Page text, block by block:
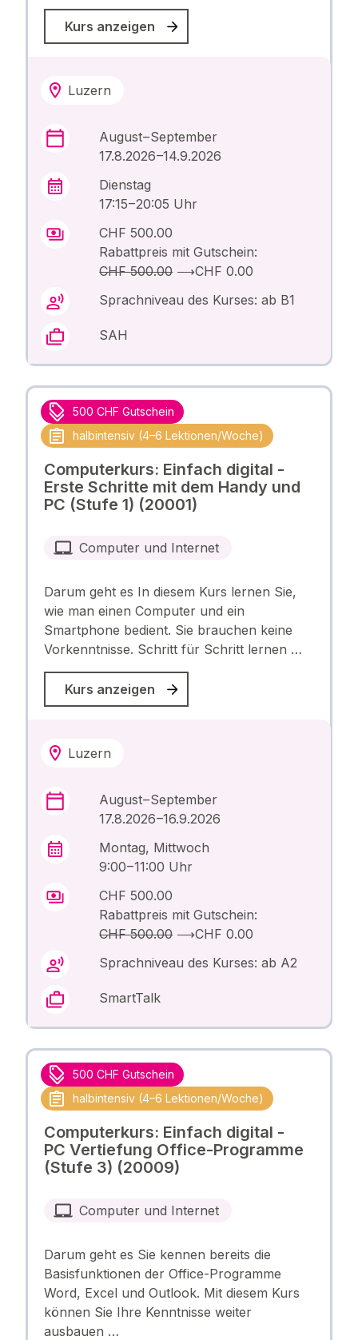
Kurs anzeigen
Luzern
August – September
17.8.2026 –14.9.2026
Dienstag
17:15 – 20:05 Uhr
CHF 500.00
Rabattpreis mit Gutschein:
CHF 500.00⟶CHF 0.00
Sprachniveau des Kurses: ab B1
SAH
500 CHF Gutschein
halbintensiv (4–6 Lektionen/Woche)
Computerkurs: Einfach digital -
Erste Schritte mit dem Handy und
PC (Stufe 1) (20001)
Computer und Internet
Darum geht es In diesem Kurs lernen Sie,
wie man einen Computer und ein
Smartphone bedient. Sie brauchen keine
Vorkenntnisse. Schritt für Schritt lernen …
Kurs anzeigen
Luzern
August – September
17.8.2026 –16.9.2026
Montag, Mittwoch
9:00 – 11:00 Uhr
CHF 500.00
Rabattpreis mit Gutschein:
CHF 500.00⟶CHF 0.00
Sprachniveau des Kurses: ab A2
SmartTalk
500 CHF Gutschein
halbintensiv (4–6 Lektionen/Woche)
Computerkurs: Einfach digital -
PC Vertiefung Office-Programme
(Stufe 3) (20009)
Computer und Internet
Darum geht es Sie kennen bereits die
Basisfunktionen der Office-Programme
Word, Excel und Outlook. Mit diesem Kurs
können Sie Ihre Kenntnisse weiter
ausbauen …